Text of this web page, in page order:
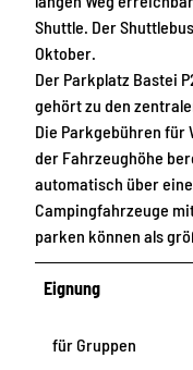
Shuttle. Der
Oktober.
Der Parkplatz Bastei
gehört zu den
Die Parkgebühren für
der Fahrzeughöhe
automatisch über
Campingfahrzeuge
parken können als
Eignung
für Gruppen